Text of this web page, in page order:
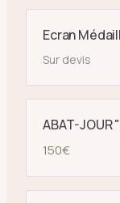
Ecran
Sur devis
ABAT-
150€